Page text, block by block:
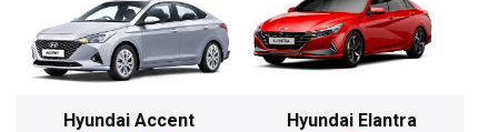
Hyundai Accent
Hyundai Elantra